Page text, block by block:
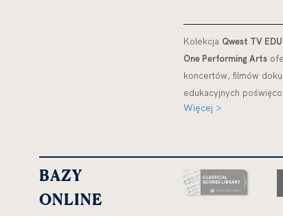
Kolekcja Qwest TV EDU
One Performing Arts
koncertów, filmów
edukacyjnych
Więcej >
BAZY
ONLINE
otwiera